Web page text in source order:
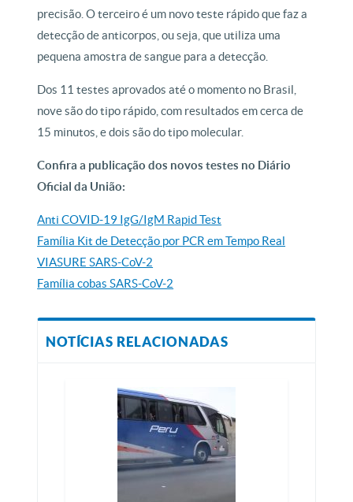
precisão. O terceiro é um novo teste rápido que faz a
detecção de anticorpos, ou seja, que utiliza uma
pequena amostra de sangue para a detecção.
Dos 11 testes aprovados até o momento no Brasil,
nove são do tipo rápido, com resultados em cerca de
15 minutos, e dois são do tipo molecular.
Confira a publicação dos novos testes no Diário
Oficial da União:
Anti COVID-19 IgG/IgM Rapid Test
Família Kit de Detecção por PCR em Tempo Real
VIASURE SARS-CoV-2
Família cobas SARS-CoV-2
NOTÍCIAS RELACIONADAS